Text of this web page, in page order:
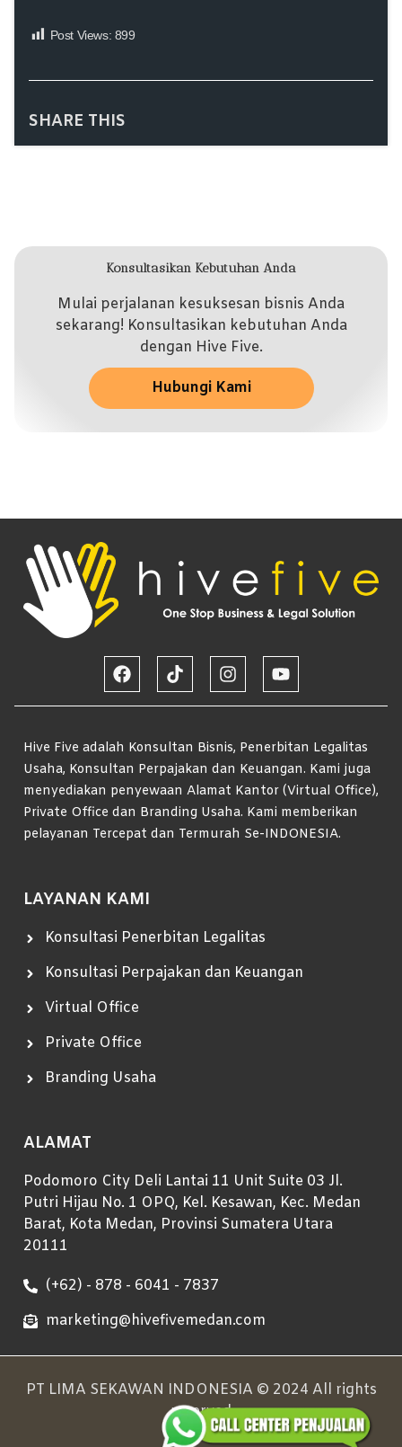
Post Views: 899
SHARE THIS
Konsultasikan Kebutuhan Anda
Mulai perjalanan kesuksesan bisnis Anda
sekarang! Konsultasikan kebutuhan Anda
dengan Hive Five.
Hubungi Kami
Hive Five adalah Konsultan Bisnis, Penerbitan Legalitas
Usaha, Konsultan Perpajakan dan Keuangan. Kami juga
menyediakan penyewaan Alamat Kantor (Virtual Office),
Private Office dan Branding Usaha. Kami memberikan
pelayanan Tercepat dan Termurah Se-INDONESIA.
LAYANAN KAMI
Konsultasi Penerbitan Legalitas
Konsultasi Perpajakan dan Keuangan
Virtual Office
Private Office
Branding Usaha
ALAMAT
Podomoro City Deli Lantai 11 Unit Suite 03 Jl.
Putri Hijau No. 1 OPQ, Kel. Kesawan, Kec. Medan
Barat, Kota Medan, Provinsi Sumatera Utara
20111
(+62) - 878 - 6041 - 7837
marketing@hivefivemedan.com
PT LIMA SEKAWAN INDONESIA © 2024 All rights
reserved